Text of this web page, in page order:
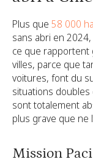
Plus que 58 000
sans abri en
ce que rapportent
villes, parce que
voitures, font du
situations
sont totalement
plus grave que
Mission